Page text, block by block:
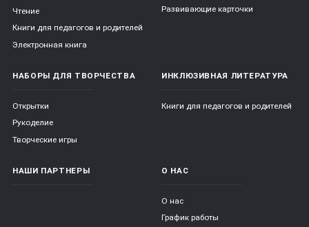
Чтение
Книги для педагогов и родителей
Электронная книга
Развивающие карточки
НАБОРЫ ДЛЯ ТВОРЧЕСТВА
Открытки
Рукоделие
Творческие игры
ИНКЛЮЗИВНАЯ ЛИТЕРАТУРА
Книги для педагогов и родителей
НАШИ ПАРТНЕРЫ О НАС
О нас
График работы